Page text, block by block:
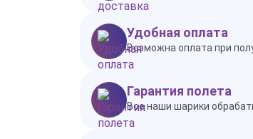
Удобная оплата
Возможна оплата при
Гарантия полета
Все наши шарики